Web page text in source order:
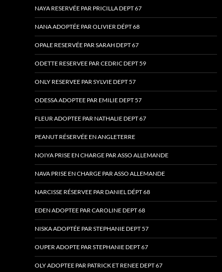
NAYA RESERVÉE PAR PRICILLA DEPT 67
NANA ADOPTÉE PAR OLIVIER DÉPT 68
OPALE RESERVÉE PAR SARAH DEPT 67
ODETTE RESERVEE PAR CEDRIC DEPT 59
ONLY RESERVEE PAR SYLVIE DEPT 57
ODESSA ADOPTEE PAR EMILIE DEPT 57
FLEUR ADOPTEE PAR NATHALIE DEPT 67
PEANUT RÉSERVÉE EN ANGLETERRE
NOIYA PRISE EN CHARGE PAR ASSO ALLEMANDE
NAVA PRISE EN CHARGE PAR ASSO ALLEMANDE
NARCISSE RÉSERVEE PAR DANIEL DÉPT 68
EDEN ADOPTEE PAR CAROLINE DEPT 68
NISKA ADOPTÉE PAR STEPHANIE DEPT 57
OUPER ADOPTE PAR STEPHANIE DEPT 67
OLY ADOPTEE PAR PATRICK ET RENEE DEPT 67